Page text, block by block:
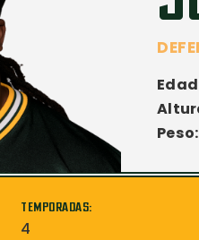
Peso:
TEMPORADAS:
4